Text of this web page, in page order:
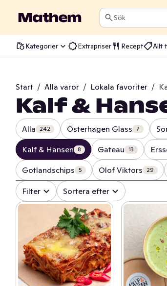
Sök
Kategorier Extrapriser Recept Allt
Start / Alla varor / Lokala favoriter /
Kalf &
Alla 242 Österhagen Glass 7
Kalf & Hansen 8 Gateau 13
Gotlandschips 5 Olof Viktors 29
Filter Sortera efter